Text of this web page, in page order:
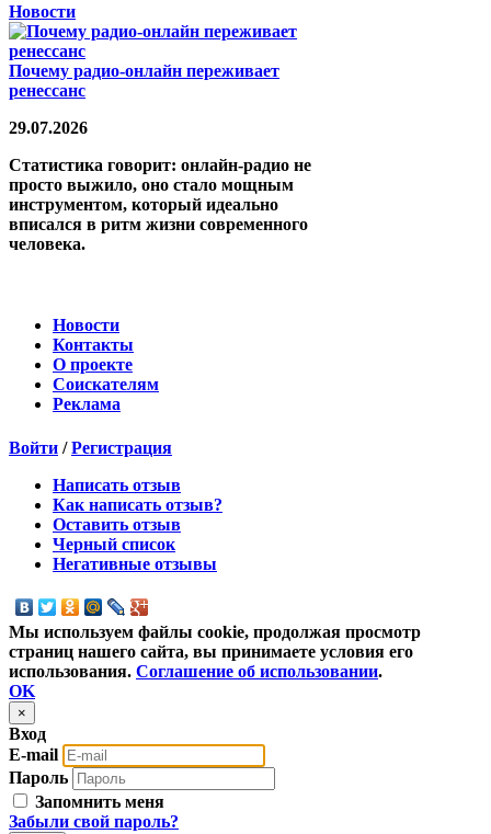
Новости
Почему радио-онлайн переживает
ренессанс
29.07.2026
Статистика говорит: онлайн-радио не
просто выжило, оно стало мощным
инструментом, который идеально
вписался в ритм жизни современного
человека.
Новости
Контакты
О проекте
Соискателям
Реклама
Войти /Регистрация
Написать отзыв
Как написать отзыв?
Оставить отзыв
Черный список
Негативные отзывы
Мы используем файлы cookie, продолжая просмотр
страниц нашего сайта, вы принимаете условия его
использования. Соглашение об использовании.
OK
×
Вход
E-mail
Пароль
Запомнить меня
Забыли свой пароль?